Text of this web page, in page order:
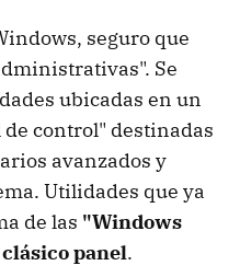
seguro que
Se
ubicadas en un
control" destinadas
avanzados y
Utilidades que ya
de las "Windows
panel.